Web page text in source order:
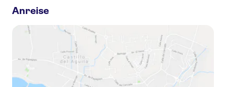
Eintrittskarte für den Lobkowicz-Palast und Mittagskonzert
Mittagskonzert im Lobkowicz-Palast
Anreise